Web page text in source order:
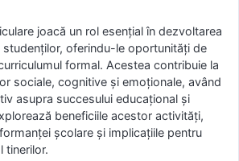
joacă un rol esențial în dezvoltarea
studenților, oferindu-le oportunități de
formal. Acestea contribuie la
sociale, cognitive și emoționale, având
asupra succesului educațional și
beneficiile acestor activități,
școlare și implicațiile pentru
tinerilor.